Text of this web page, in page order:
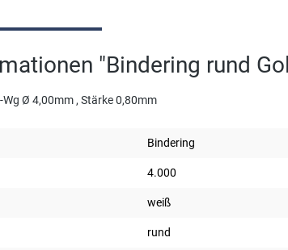
"Bindering rund
Ø 4,00mm , Stärke 0,80mm
Bindering
4.000
weiß
rund